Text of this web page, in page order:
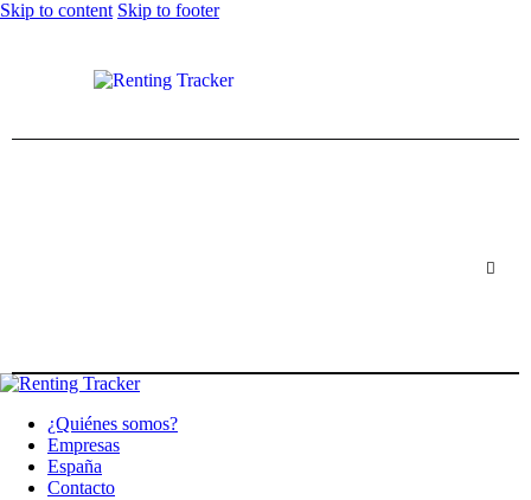
Skip to content Skip to footer
¿Quiénes somos?
Empresas
España
Contacto